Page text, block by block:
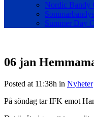
Nordic Bandy
Summer Day
06 jan
Posted at 11:38h in Nyheter
På söndag tar IFK emot